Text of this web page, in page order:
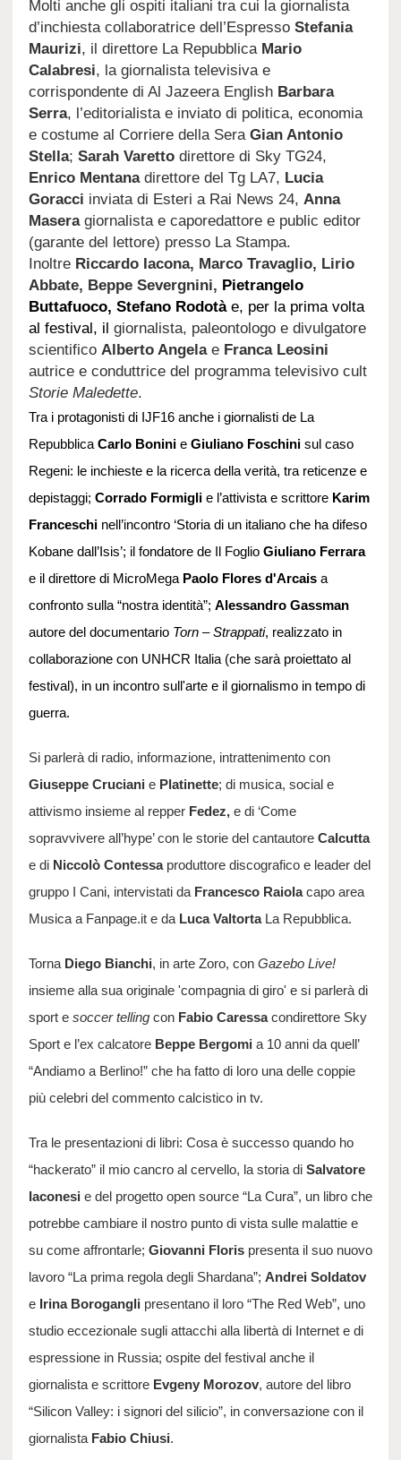
Molti anche gli ospiti italiani tra cui la giornalista
d’inchiesta collaboratrice dell’Espresso Stefania
Maurizi, il direttore La Repubblica Mario
Calabresi, la giornalista televisiva e
corrispondente di Al Jazeera English Barbara
Serra, l’editorialista e inviato di politica, economia
e costume al Corriere della Sera Gian Antonio
Stella; Sarah Varetto direttore di Sky TG24,
Enrico Mentana direttore del Tg LA7, Lucia
Goracci inviata di Esteri a Rai News 24, Anna
Maseragiornalista e caporedattore e public editor
(garante del lettore) presso La Stampa.
Inoltre Riccardo Iacona, Marco Travaglio, Lirio
Abbate, Beppe Severgnini, Pietrangelo
Buttafuoco, Stefano Rodotà e, per la prima volta
al festival, il giornalista, paleontologo e divulgatore
scientifico Alberto Angelae Franca Leosini
autrice e conduttrice del programma televisivo cult
Storie Maledette.
Tra i protagonisti di IJF16 anche i giornalisti de La
Repubblica Carlo Bonini e Giuliano Foschini sul caso
Regeni: le inchieste e la ricerca della verità, tra reticenze e
depistaggi; Corrado Formigli e l’attivista e scrittore Karim
Franceschi nell’incontro ‘Storia di un italiano che ha difeso
Kobane dall’Isis’; il fondatore de Il Foglio Giuliano Ferrara
e il direttore di MicroMega Paolo Flores d'Arcais a
confronto sulla “nostra identità”; Alessandro Gassman
autore del documentario Torn – Strappati, realizzato in
collaborazione con UNHCR Italia (che sarà proiettato al
festival), in un incontro sull'arte e il giornalismo in tempo di
guerra.
Si parlerà di radio, informazione, intrattenimento con
Giuseppe Cruciani e Platinette; di musica, social e
attivismo insieme al repper Fedez, e di ‘Come
sopravvivere all’hype’ con le storie del cantautore Calcutta
e di Niccolò Contessaproduttore discografico e leader del
gruppo I Cani, intervistati da Francesco Raiolacapo area
Musica a Fanpage.it e da Luca ValtortaLa Repubblica.
Torna Diego Bianchi, in arte Zoro, con Gazebo Live!
insieme all a sua originale 'compagnia di giro' e si parlerà di
sport e soccer telling con Fabio Caressacondirettore Sky
Sport e l’ex calcatore Beppe Bergomi a 10 anni da quell’
“Andiamo a Berlino!” che ha fatto di loro una delle coppie
più celebri del commento calcistico in tv.
Tra le presentazioni di libri: Cosa è successo quando ho
“hackerato” il mio cancro al cervello, la storia di Salvatore
Iaconesi e del progetto open source “La Cura”, un libro che
potrebbe cambiare il nostro punto di vista sulle malattie e
su come affrontarle; Giovanni Floris presenta il suo nuovo
lavoro “La prima regola degli Shardana”; Andrei Soldatov
e Irina Borogangli presentano il loro “The Red Web”, uno
studio eccezionale sugli attacchi alla libertà di Internet e di
espressione in Russia; ospite del festival anche il
giornalista e scrittore Evgeny Morozov, autore del libro
“Silicon Valley: i signori del silicio”, in conversazione con il
giornalista Fabio Chiusi.